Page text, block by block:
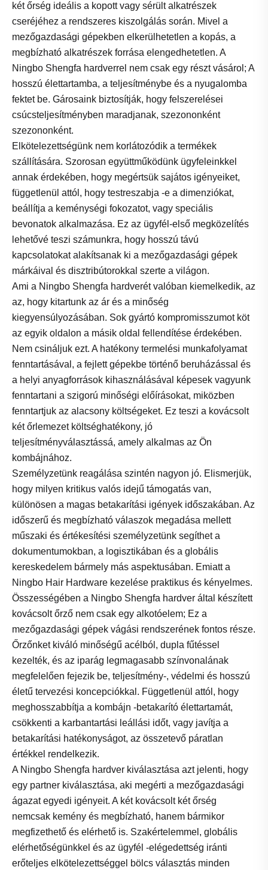
két őrség ideális a kopott vagy sérült alkatrészek
cseréjéhez a rendszeres kiszolgálás során. Mivel a
mezőgazdasági gépekben elkerülhetetlen a kopás, a
megbízható alkatrészek forrása elengedhetetlen. A
Ningbo Shengfa hardverrel nem csak egy részt vásárol; A
hosszú élettartamba, a teljesítménybe és a nyugalomba
fektet be. Gárosaink biztosítják, hogy felszerelései
csúcsteljesítményben maradjanak, szezononként
szezononként.
Elkötelezettségünk nem korlátozódik a termékek
szállítására. Szorosan együttműködünk ügyfeleinkkel
annak érdekében, hogy megértsük sajátos igényeiket,
függetlenül attól, hogy testreszabja -e a dimenziókat,
beállítja a keménységi fokozatot, vagy speciális
bevonatok alkalmazása. Ez az ügyfél-első megközelítés
lehetővé teszi számunkra, hogy hosszú távú
kapcsolatokat alakítsanak ki a mezőgazdasági gépek
márkáival és disztribútorokkal szerte a világon.
Ami a Ningbo Shengfa hardverét valóban kiemelkedik, az
az, hogy kitartunk az ár és a minőség
kiegyensúlyozásában. Sok gyártó kompromisszumot köt
az egyik oldalon a másik oldal fellendítése érdekében.
Nem csináljuk ezt. A hatékony termelési munkafolyamat
fenntartásával, a fejlett gépekbe történő beruházással és
a helyi anyagforrások kihasználásával képesek vagyunk
fenntartani a szigorú minőségi előírásokat, miközben
fenntartjuk az alacsony költségeket. Ez teszi a kovácsolt
két őrlemezet költséghatékony, jó
teljesítményválasztássá, amely alkalmas az Ön
kombájnához.
Személyzetünk reagálása szintén nagyon jó. Elismerjük,
hogy milyen kritikus valós idejű támogatás van,
különösen a magas betakarítási igények időszakában. Az
időszerű és megbízható válaszok megadása mellett
műszaki és értékesítési személyzetünk segíthet a
dokumentumokban, a logisztikában és a globális
kereskedelem bármely más aspektusában. Emiatt a
Ningbo Hair Hardware kezelése praktikus és kényelmes.
Összességében a Ningbo Shengfa hardver által készített
kovácsolt őrző nem csak egy alkotóelem; Ez a
mezőgazdasági gépek vágási rendszerének fontos része.
Őrzőnket kiváló minőségű acélból, dupla fűtéssel
kezelték, és az iparág legmagasabb színvonalának
megfelelően fejezik be, teljesítmény-, védelmi és hosszú
életű tervezési koncepciókkal. Függetlenül attól, hogy
meghosszabbítja a kombájn -betakarító élettartamát,
csökkenti a karbantartási leállási időt, vagy javítja a
betakarítási hatékonyságot, az összetevő páratlan
értékkel rendelkezik.
A Ningbo Shengfa hardver kiválasztása azt jelenti, hogy
egy partner kiválasztása, aki megérti a mezőgazdasági
ágazat egyedi igényeit. A két kovácsolt két őrség
nemcsak kemény és megbízható, hanem bármikor
megfizethető és elérhető is. Szakértelemmel, globális
elérhetőségünkkel és az ügyfél -elégedettség iránti
erőteljes elkötelezettséggel bölcs választás minden